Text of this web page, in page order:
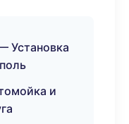
Установка
и